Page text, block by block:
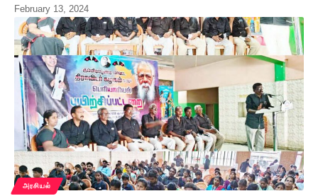
February 13, 2024
அரசியல்